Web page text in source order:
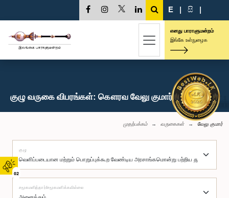
02
E | සි |
எனது பாராளுமன்றம்
இங்கே உள்நுழைக
குழு வருகை விபரங்கள்: கௌரவ வேலு குமார், பா.உ.
முதற்பக்கம் வருகைகள் வேலு குமார்
குழு
சமூகமளித்தார்/சமூகமளிக்கவில்லை